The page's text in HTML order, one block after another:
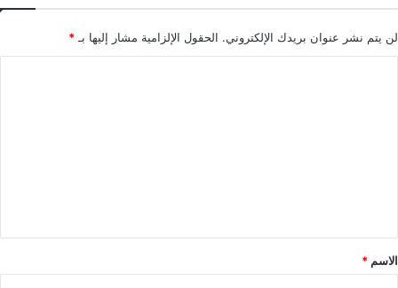
لن يتم نشر عنوان بريدك الإلكتروني. الحقول الإلزامية مشار إليها بـ *
*
الاسم *